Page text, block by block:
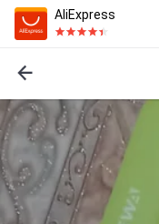
AliExpress